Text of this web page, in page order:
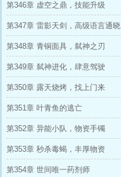
第346章 虚空之鼎，技能升级
第347章 雷影天剑，高级语言通晓
第348章 青铜面具，弑神之刃
第349章 弑神进化，肆意驾驶
第350章 露天烧烤，找上门来
第351章 叶青鱼的逃亡
第352章 异能小队，物资手镯
第353章 秒杀毒蝎，丰厚物资
第354章 世间唯一药剂师